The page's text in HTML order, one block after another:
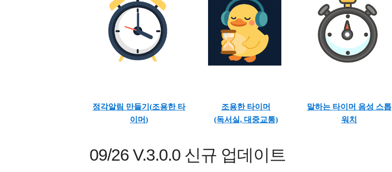
정각알림 만들기(조용한 타
이머)
조용한 타이머
(독서실, 대중교통)
말하는 타이머 음성 스톱
워치
09/26 V.3.0.0 신규 업데이트